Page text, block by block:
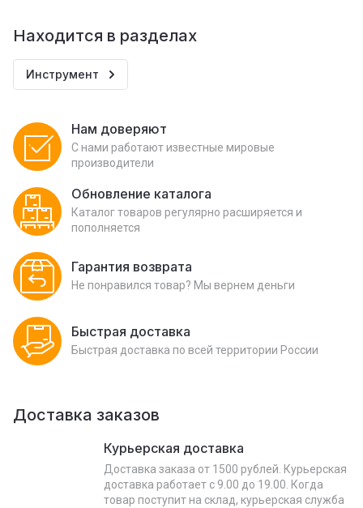
Находится в разделах
Инструмент
Нам доверяют
С нами работают известные мировые
производители
Обновление каталога
Каталог товаров регулярно расширяется и
пополняется
Гарантия возврата
Не понравился товар? Мы вернем деньги
Быстрая доставка
Быстрая доставка по всей территории России
Доставка заказов
Курьерская доставка
Доставка заказа от 1500 рублей. Курьерская
доставка работает с 9.00 до 19.00. Когда
товар поступит на склад, курьерская служба